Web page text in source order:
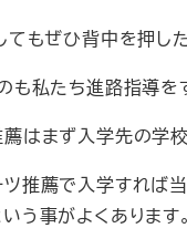
もぜひ背中を押し
も私たち進路指導を
はまず入学先の学
推薦で入学すれば
う事がよくあります。